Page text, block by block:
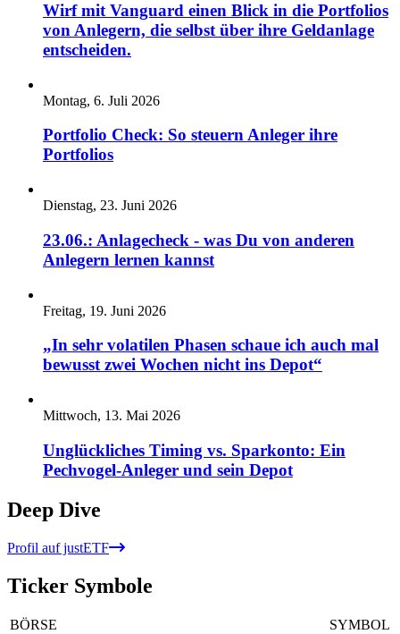
Wirf mit Vanguard einen Blick in die Portfolios
von Anlegern, die selbst über ihre Geldanlage
entscheiden.
Montag, 6. Juli 2026
Portfolio Check: So steuern Anleger ihre
Portfolios
Dienstag, 23. Juni 2026
23.06.: Anlagecheck - was Du von anderen
Anlegern lernen kannst
Freitag, 19. Juni 2026
„In sehr volatilen Phasen schaue ich auch mal
bewusst zwei Wochen nicht ins Depot“
Mittwoch, 13. Mai 2026
Unglückliches Timing vs. Sparkonto: Ein
Pechvogel-Anleger und sein Depot
Deep Dive
Profil auf justETF
Ticker Symbole
BÖRSE
SYMBOL